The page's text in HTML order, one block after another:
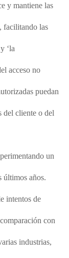
y mantiene las
facilitando las
‘la
acceso no
puedan
del cliente o del
un
últimos años.
intentos de
con
industrias,